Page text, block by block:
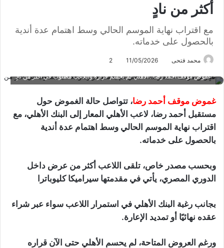
أكثر من نادٍ
مع اقتراب نهاية الموسم الحالي وسط اهتمام عدة أندية
بالحصول على خدماته.
محمد فتحى 11/05/2026
2
غموض موقف أحمد رضا.. الأهلي لم يحسم قراره واللاعب مطلوب في أكثر من نادٍ
غموض موقف أحمد رضا، تتواصل حالة الغموض حول
مستقبل أحمد رضا، لاعب الأهلي المعار إلى البنك الأهلي، مع
اقتراب نهاية الموسم الحالي وسط اهتمام عدة أندية
بالحصول على خدماته.
وبحسب مصدر خاص، تلقى اللاعب أكثر من عرض داخل
الدوري المصري، يأتي في مقدمتها سيراميكا كليوباترا
بجانب رغبة البنك الأهلي في استمرار اللاعب سواء عبر شراء
عقده نهائيًا أو تمديد الإعارة.
ورغم العروض المتاحة، لم يحسم الأهلي حتى الآن قراره